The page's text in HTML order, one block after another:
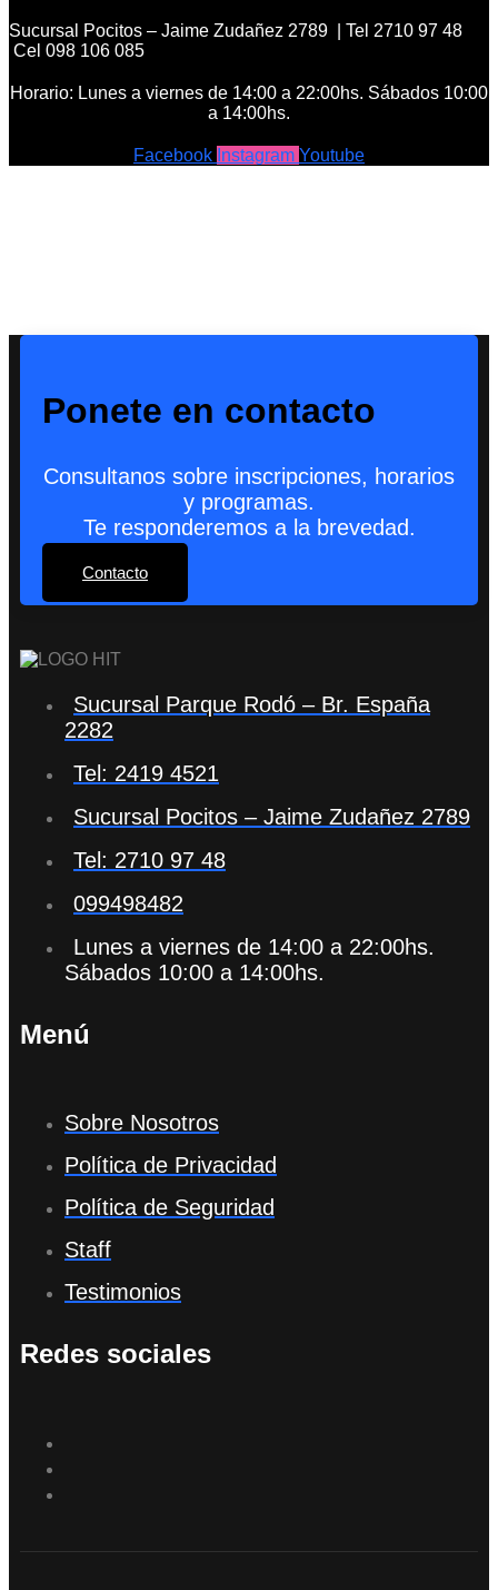
Sucursal Pocitos – Jaime Zudañez 2789 | Tel 2710 97 48
Cel 098 106 085
Horario: Lunes a viernes de 14:00 a 22:00hs. Sábados 10:00
a 14:00hs.
Facebook Instagram Youtube
Ponete en contacto
Consultanos sobre inscripciones, horarios
y programas.
Te responderemos a la brevedad.
Contacto
Sucursal Parque Rodó – Br. España
2282
Tel: 2419 4521
Sucursal Pocitos – Jaime Zudañez 2789
Tel: 2710 97 48
099498482
Lunes a viernes de 14:00 a 22:00hs.
Sábados 10:00 a 14:00hs.
Menú
Sobre Nosotros
Política de Privacidad
Política de Seguridad
Staff
Testimonios
Redes sociales